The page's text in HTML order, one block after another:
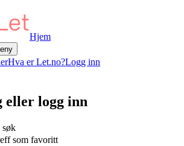
Hjem
Hva er Let.no?Logg inn
eller logg inn
søk
som favoritt